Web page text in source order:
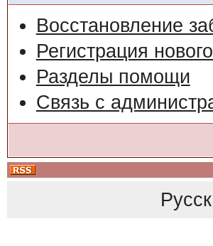
Восстановление
Регистрация
Разделы помощи
Связь с